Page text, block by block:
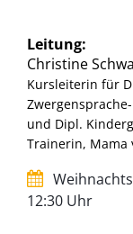
Leitung:
Christine
Kursleiterin für
und Dipl.
Trainerin, Mama
12:30 Uhr